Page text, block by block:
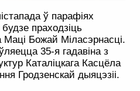
ў парафіях
праходзіць
Божай Міласэрнасці.
35-я гадавіна з
Каталіцкага Касцёла
Гродзенскай дыяцэзіі.